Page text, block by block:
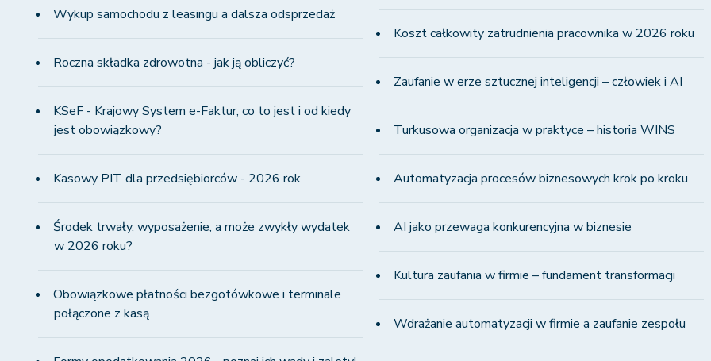
Wykup samochodu z leasingu a dalsza odsprzedaż
Roczna składka zdrowotna - jak ją obliczyć?
KSeF - Krajowy System e-Faktur, co to jest i od kiedy
jest obowiązkowy?
Kasowy PIT dla przedsiębiorców - 2026 rok
Środek trwały, wyposażenie, a może zwykły wydatek
w 2026 roku?
Obowiązkowe płatności bezgotówkowe i terminale
połączone z kasą
Koszt całkowity zatrudnienia pracownika w 2026 roku
Zaufanie w erze sztucznej inteligencji – człowiek i AI
Turkusowa organizacja w praktyce – historia WINS
Automatyzacja procesów biznesowych krok po kroku
AI jako przewaga konkurencyjna w biznesie
Kultura zaufania w firmie – fundament transformacji
Wdrażanie automatyzacji w firmie a zaufanie zespołu